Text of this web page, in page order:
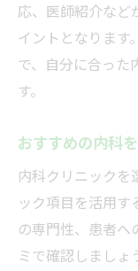
応、医師紹介など
イントとなります
で、自分に合った
す。
おすすめの内科
内科クリニックを
ック項目を活用
の専門性、患者
ミで確認しまし